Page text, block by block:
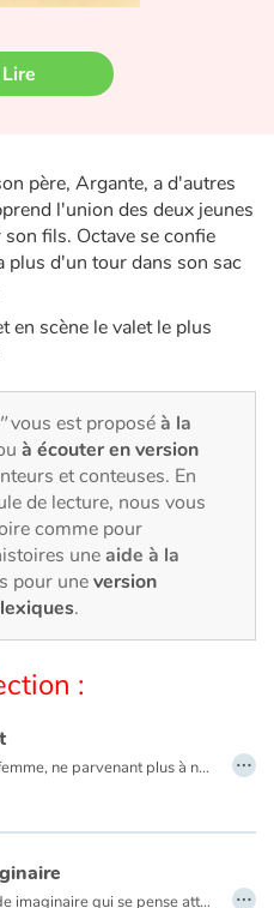
Lire
père, Argante, a d'autres
l'union des deux jeunes
fils. Octave se confie
plus d'un tour dans son sac
en scène le valet le plus
vous est proposéà la
à écouter en version
et conteuses. En
de lecture, nous vous
comme pour
uneaide à la
pour uneversion
.
:
Un bûcheron et sa femme, ne parvenant plus à nourrir leurs sept garçons, se résignent à aller les perdre en forêt. C'est sans compter sur la ruse du benjamin, Petit Poucet, qui les aidera à retrouver leur chemin et à se sauver de l'Ogre ! …
Argan est un malade imaginaire qui se pense atteint de mille maux. Il croit avoir trouvé l'ultime remède en mariant sa fille, Angélique, à un médecin... …